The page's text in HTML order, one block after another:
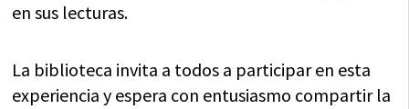
en sus lecturas.
La biblioteca invita a todos a participar en esta
experiencia y espera con entusiasmo compartir la